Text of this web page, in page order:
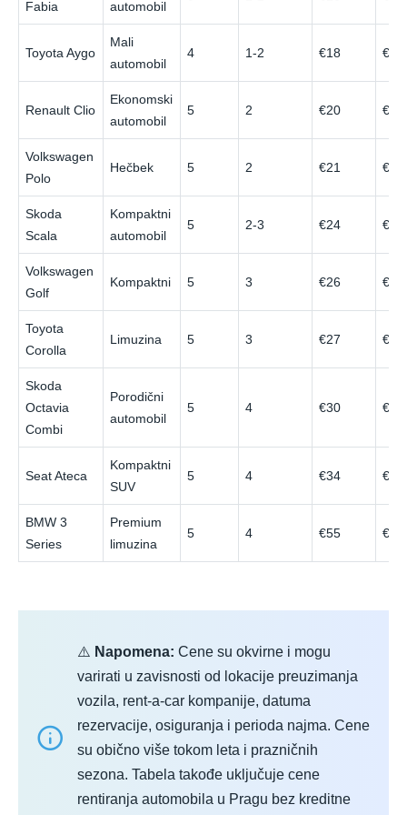
Fabia
automobil
Toyota Aygo
Mali
automobil
4 1-2 €18 €32
Renault Clio
Ekonomski
automobil
5 2 €20 €36
Volkswagen
Polo
Hečbek 5 2 €21 €38
Skoda
Scala
Kompaktni
automobil
5 2-3 €24 €42
Volkswagen
Golf
Kompaktni 5 3 €26 €45
Toyota
Corolla
Limuzina 5 3 €27 €46
Skoda
Octavia
Combi
Porodični
automobil
5 4 €30 €52
Seat Ateca
Kompaktni
SUV
5 4 €34 €58
BMW 3
Series
Premium
limuzina
5 4 €55 €92
⚠️ Napomena: Cene su okvirne i mogu
varirati u zavisnosti od lokacije preuzimanja
vozila, rent-a-car kompanije, datuma
rezervacije, osiguranja i perioda najma. Cene
su obično više tokom leta i prazničnih
sezona. Tabela takođe uključuje cene
rentiranja automobila u Pragu bez kreditne